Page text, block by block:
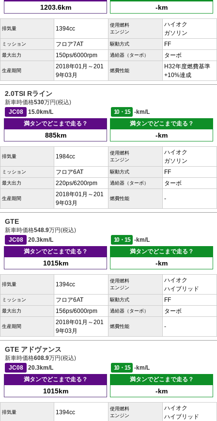
1203.6km -km
排気量 1394cc
使用燃料
エンジン
ハイオク
ガソリン
ミッション フロア7AT 駆動方式 FF
最大出力 150ps/6000rpm 過給器（ターボ） ターボ
生産期間
2018年01月～201
9年03月
燃費性能
H32年度燃費基準
+10%達成
2.0TSI Rライン
新車時価格530万円(税込)
JC08
15.0km/L 10・15
-km/L
満タンでどこまで走る？
885km
満タンでどこまで走る？
-km
排気量 1984cc
使用燃料
エンジン
ハイオク
ガソリン
ミッション フロア6AT 駆動方式 FF
最大出力 220ps/6200rpm 過給器（ターボ） ターボ
生産期間
2018年01月～201
9年03月
燃費性能 -
GTE
新車時価格548.9万円(税込)
JC08
20.3km/L 10・15
-km/L
満タンでどこまで走る？
1015km
満タンでどこまで走る？
-km
排気量 1394cc
使用燃料
エンジン
ハイオク
ハイブリッド
ミッション フロア6AT 駆動方式 FF
最大出力 156ps/6000rpm 過給器（ターボ） ターボ
生産期間
2018年01月～201
9年03月
燃費性能 -
GTE アドヴァンス
新車時価格608.9万円(税込)
JC08
20.3km/L 10・15
-km/L
満タンでどこまで走る？
1015km
満タンでどこまで走る？
-km
排気量 1394cc
使用燃料
エンジン
ハイオク
ハイブリッド